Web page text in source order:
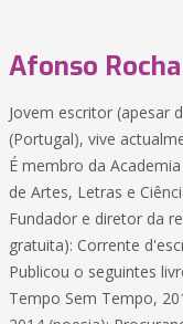
Afonso Rocha
Jovem escritor (apesar
(Portugal), vive
É membro da
de Artes, Letras e
Fundador e diretor da
gratuita): Corrente
Publicou o seguintes
Tempo Sem Tempo,